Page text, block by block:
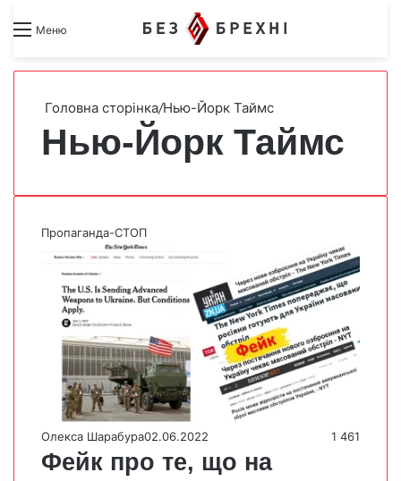
Меню Search forSwitch skin
Головна сторінка/Нью-Йорк Таймс
Нью-Йорк Таймс
Пропаганда-СТОП
Олекса Шарабура02.06.2022 1 461
Фейк про те, що на